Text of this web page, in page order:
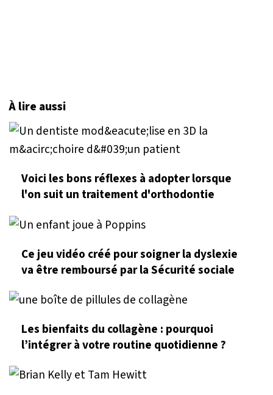
À lire aussi
Voici les bons réflexes à adopter lorsque
l'on suit un traitement d'orthodontie
Ce jeu vidéo créé pour soigner la dyslexie
va être remboursé par la Sécurité sociale
Les bienfaits du collagène : pourquoi
l’intégrer à votre routine quotidienne ?